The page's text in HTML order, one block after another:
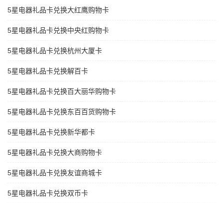
5星电器礼品卡兑换大红鹰购物卡
5星电器礼品卡兑换中央红购物卡
5星电器礼品卡兑换杭州大厦卡
5星电器礼品卡兑换解百卡
5星电器礼品卡兑换百大丽华购物卡
5星电器礼品卡兑换东百百货购物卡
5星电器礼品卡兑换新华都卡
5星电器礼品卡兑换大商购物卡
5星电器礼品卡兑换友谊商城卡
5星电器礼品卡兑换双币卡